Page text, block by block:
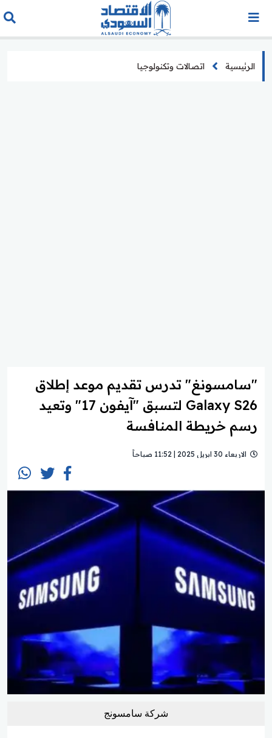
الرئيسية اتصالات وتكنولوجيا
"سامسونغ" تدرس تقديم موعد إطلاق
Galaxy S26 لتسبق "آيفون 17" وتعيد
رسم خريطة المنافسة
الاربعاء 30 ابريل 2025 | 11:52 صباحاً
شركة سامسونج